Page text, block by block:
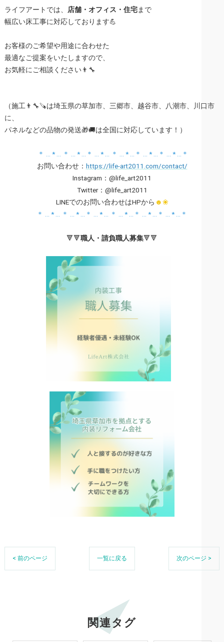
ライフアートでは、 店舗・オフィス・住宅まで
幅広い床工事に対応しております💪
お客様のご希望や用途に合わせた
最適なご提案をいたしますので、
お気軽にご相談ください👨‍🔧
（施工👨‍🔧🪚は埼玉県の草加市、三郷市、越谷市、八潮市、川口市
に、
パネルなどの品物の発送🎁🚚は全国に対応しています！）
＊ … * … ＊ … * …＊ … * … ＊ … * …＊ … * …＊ … * …＊
お問い合わせ： https://life-art2011.com/contact/
Instagram：@life_art2011
Twitter：@life_art2011
LINEでのお問い合わせはHPから ☻❀
＊ … * … ＊ … * …＊ … * … ＊ … * …＊ … * …＊ … * …＊
🔻🔻職人・請負職人募集🔻🔻
< 前のページ 一覧に戻る 次のページ >
関連タグ